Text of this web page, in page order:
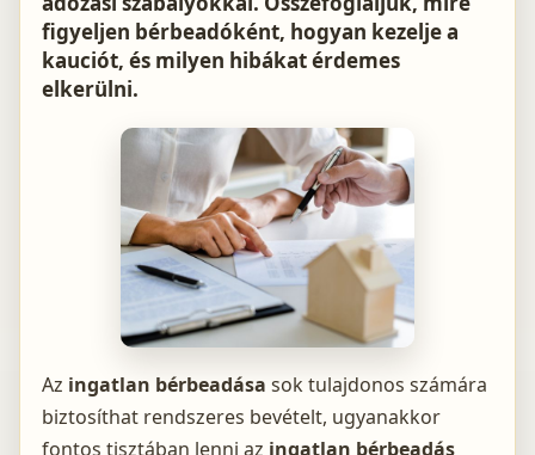
figyeljen bérbeadóként, hogyan kezelje a
kauciót, és milyen hibákat érdemes
elkerülni.
Az ingatlan bérbeadása sok tulajdonos számára
biztosíthat rendszeres bevételt, ugyanakkor
fontos tisztában lenni az ingatlan bérbeadás